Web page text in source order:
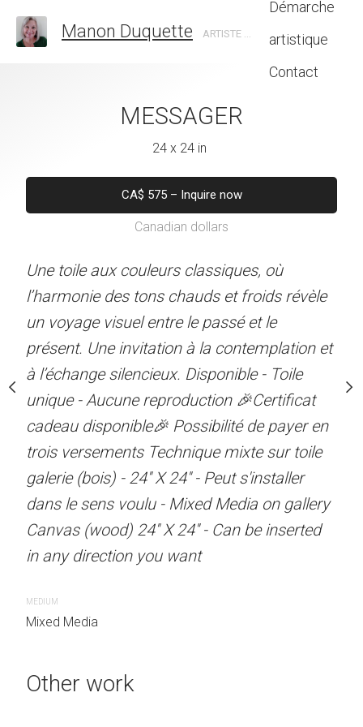
Manon Duquette ARTISTE EN ART ABSTRAIT, CANADA
Démarche
artistique
Contact
classiques, où
chauds et froids révèle
le passé et le
à la contemplation et
Disponible - Toile
🎉Certificat
Possibilité de payer en
mixte sur toile
24'' - Peut s'installer
Media on gallery
24'' - Can be inserted
want
LES
Une explosion de
évoquant la créativité et
cette époque
chatoyantes de rouge et
s'entrelacent,
joie de vivre qui
parisiens. Des touches
apportent une
rappelant les nuits
musique fusionnaient.
toile 3/4'' 18"H X 22L
media on 3/4'' canvas
MESSAGER
24 x 24 in
CA$ 575 – Inquire now
Canadian dollars
Une toile aux couleurs classiques, où
l’harmonie des tons chauds et froids révèle
un voyage visuel entre le passé et le
présent. Une invitation à la contemplation et
à l’échange silencieux. Disponible - Toile
unique - Aucune reproduction 🎉Certificat
cadeau disponible🎉 Possibilité de payer en
trois versements Technique mixte sur toile
galerie (bois) - 24'' X 24'' - Peut s'installer
dans le sens voulu - Mixed Media on gallery
Canvas (wood) 24'' X 24'' - Can be inserted
in any direction you want
MEDIUM
Mixed Media
Other work